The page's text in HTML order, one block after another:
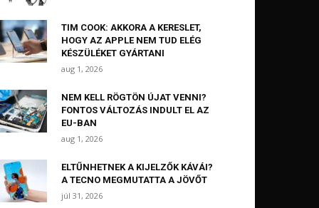
TIM COOK: AKKORA A KERESLET,
HOGY AZ APPLE NEM TUD ELÉG
KÉSZÜLÉKET GYÁRTANI
aug 1, 2026
NEM KELL RÖGTÖN ÚJAT VENNI?
FONTOS VÁLTOZÁS INDULT EL AZ
EU-BAN
aug 1, 2026
ELTŰNHETNEK A KIJELZŐK KÁVÁI?
A TECNO MEGMUTATTA A JÖVŐT
júl 31, 2026